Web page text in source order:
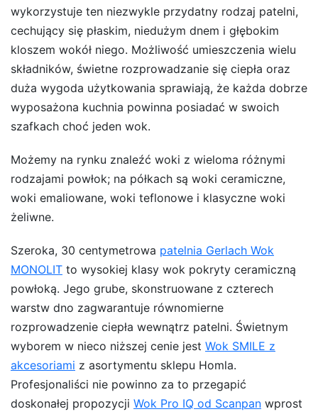
wykorzystuje ten niezwykle przydatny rodzaj patelni,
cechujący się płaskim, niedużym dnem i głębokim
kloszem wokół niego. Możliwość umieszczenia wielu
składników, świetne rozprowadzanie się ciepła oraz
duża wygoda użytkowania sprawiają, że każda dobrze
wyposażona kuchnia powinna posiadać w swoich
szafkach choć jeden wok.
Możemy na rynku znaleźć woki z wieloma różnymi
rodzajami powłok; na półkach są woki ceramiczne,
woki emaliowane, woki teflonowe i klasyczne woki
żeliwne.
Szeroka, 30 centymetrowa patelnia Gerlach Wok
MONOLIT to wysokiej klasy wok pokryty ceramiczną
powłoką. Jego grube, skonstruowane z czterech
warstw dno zagwarantuje równomierne
rozprowadzenie ciepła wewnątrz patelni. Świetnym
wyborem w nieco niższej cenie jest Wok SMILE z
akcesoriami z asortymentu sklepu Homla.
Profesjonaliści nie powinno za to przegapić
doskonałej propozycji Wok Pro IQ od Scanpan wprost